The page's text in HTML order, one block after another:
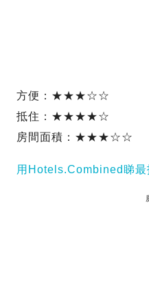
方便：★★★☆☆
抵住：★★★★☆
房間面積：★★★☆☆
用Hotels.Combined睇最